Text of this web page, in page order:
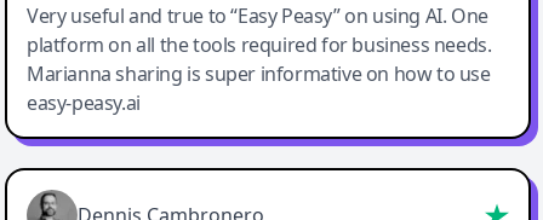
Very useful and true to “Easy Peasy” on using AI. One
platform on all the tools required for business needs.
Marianna sharing is super informative on how to use
easy-peasy.ai